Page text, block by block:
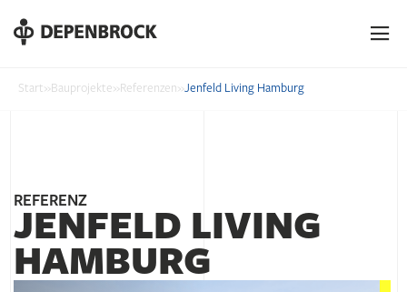
DE
PL
Start»Bauprojekte»Referenzen»Jenfeld Living Hamburg
REFERENZ
JENFELD LIVING
HAMBURG